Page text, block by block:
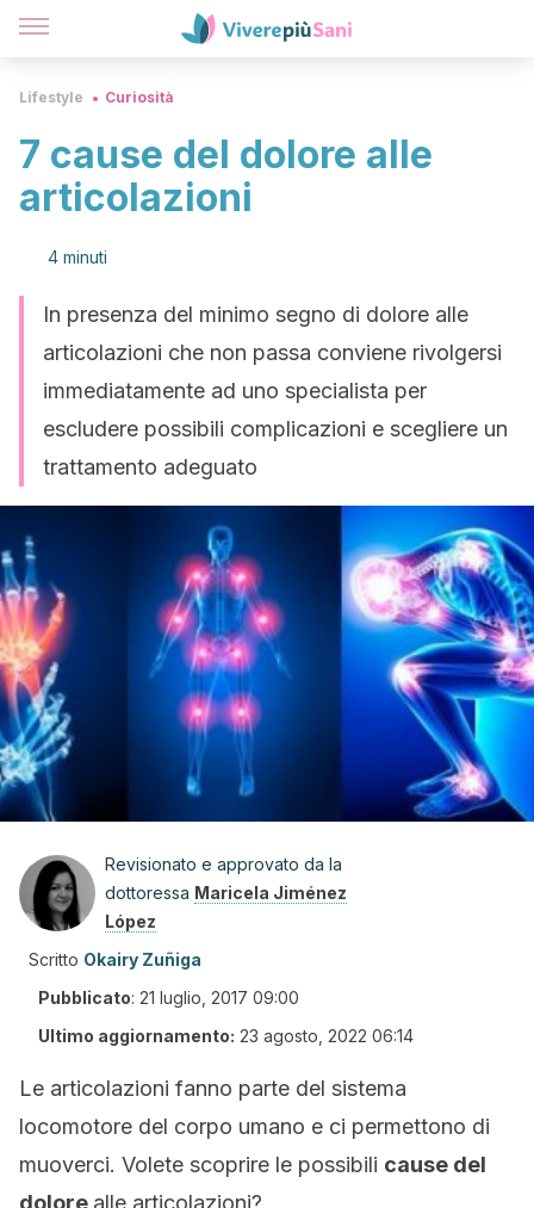
Lifestyle Curiosità
7 cause del dolore alle
articolazioni
4 minuti
In presenza del minimo segno di dolore alle
articolazioni che non passa conviene rivolgersi
immediatamente ad uno specialista per
escludere possibili complicazioni e scegliere un
trattamento adeguato
Revisionato e approvato da la
dottoressa Maricela Jiménez
López
Scritto Okairy Zuñiga
Pubblicato: 21 luglio, 2017 09:00
Ultimo aggiornamento: 23 agosto, 2022 06:14
Le articolazioni fanno parte del sistema
locomotore del corpo umano e ci permettono di
muoverci. Volete scoprire le possibili cause del
dolore alle articolazioni?